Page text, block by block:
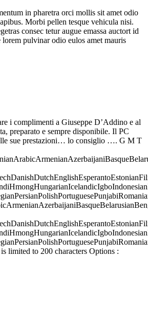
in pharetra orci mollis sit amet odio
Morbi pellen tesque vehicula nisi.
consec tetur augue emassa auctort id
pulvinar odio eulos amet mauris
i complimenti a Giuseppe D’Addino e al
preparato e sempre disponibile. Il PC
sue prestazioni… lo consiglio …. G M T
limited to 200 characters Options :